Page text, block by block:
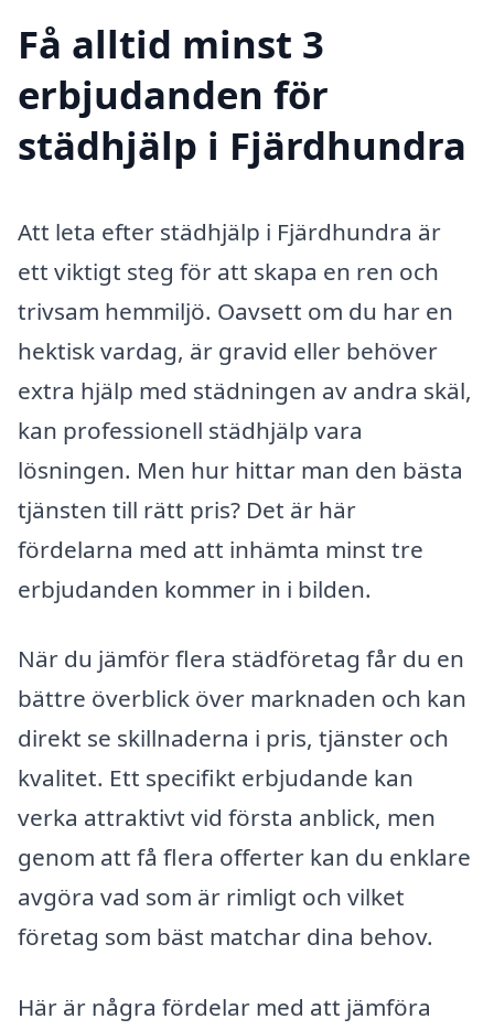
Få alltid minst 3
erbjudanden för
städhjälp i Fjärdhundra
Att leta efter städhjälp i Fjärdhundra är
ett viktigt steg för att skapa en ren och
trivsam hemmiljö. Oavsett om du har en
hektisk vardag, är gravid eller behöver
extra hjälp med städningen av andra skäl,
kan professionell städhjälp vara
lösningen. Men hur hittar man den bästa
tjänsten till rätt pris? Det är här
fördelarna med att inhämta minst tre
erbjudanden kommer in i bilden.
När du jämför flera städföretag får du en
bättre överblick över marknaden och kan
direkt se skillnaderna i pris, tjänster och
kvalitet. Ett specifikt erbjudande kan
verka attraktivt vid första anblick, men
genom att få flera offerter kan du enklare
avgöra vad som är rimligt och vilket
företag som bäst matchar dina behov.
Här är några fördelar med att jämföra